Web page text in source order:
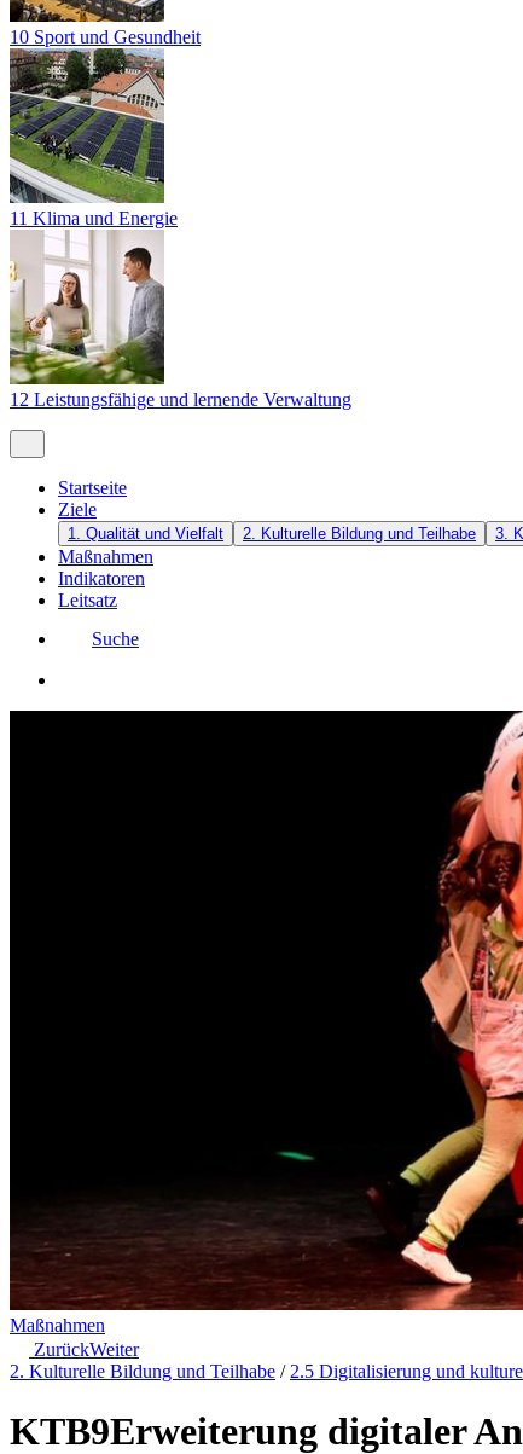
10 Sport und Gesundheit
11 Klima und Energie
12 Leistungsfähige und lernende Verwaltung
Startseite
Ziele
1. Qualität und Vielfalt 2. Kulturelle Bildung und Teilhabe 3.
Maßnahmen
Indikatoren
Leitsatz
Suche
Maßnahmen
ZurückWeiter
2. Kulturelle Bildung und Teilhabe / 2.5 Digitalisierung und
KTB9Erweiterung digitaler